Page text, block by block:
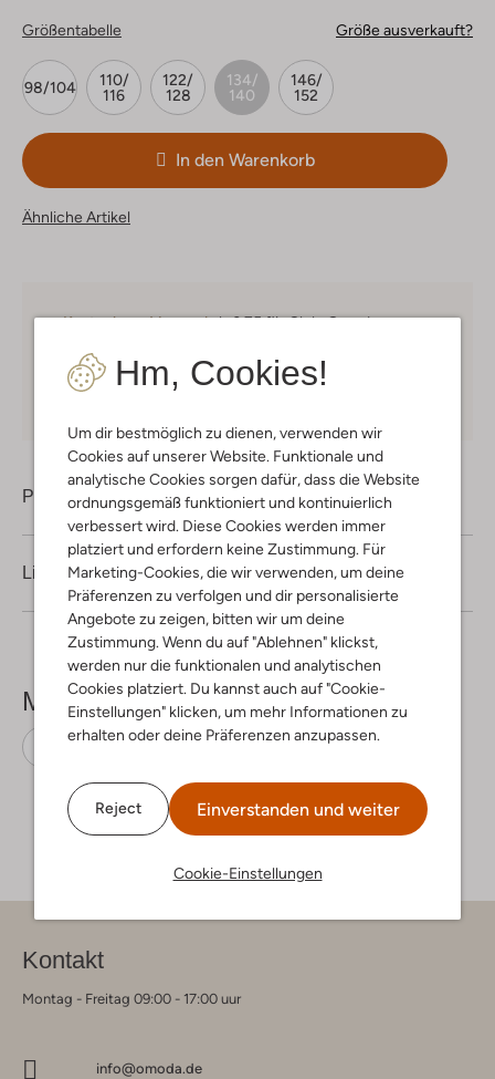
Hm, Cookies!
Um dir bestmöglich zu dienen, verwenden wir
Cookies auf unserer Website. Funktionale und
analytische Cookies sorgen dafür, dass die Website
ordnungsgemäß funktioniert und kontinuierlich
verbessert wird. Diese Cookies werden immer
platziert und erfordern keine Zustimmung. Für
Marketing-Cookies, die wir verwenden, um deine
Präferenzen zu verfolgen und dir personalisierte
Angebote zu zeigen, bitten wir um deine
Zustimmung. Wenn du auf "Ablehnen" klickst,
werden nur die funktionalen und analytischen
Cookies platziert. Du kannst auch auf "Cookie-
Einstellungen" klicken, um mehr Informationen zu
erhalten oder deine Präferenzen anzupassen.
Reject Einverstanden und weiter
Cookie-Einstellungen
Größentabelle Größe ausverkauft?
98/104
110/
116
122/
128
134/
140
146/
152
In den Warenkorb
Ähnliche Artikel
Kostenloser Versandab € 75 für Club-Omoda
Kauf auf Rechnung 30 TagenRückgaberecht
Produktinformation
Lieferung & Rückgabe
Mehr sehen
Polo-Shirts Baumwolle
Kontakt
Montag - Freitag 09:00 - 17:00 uur
info@omoda.de